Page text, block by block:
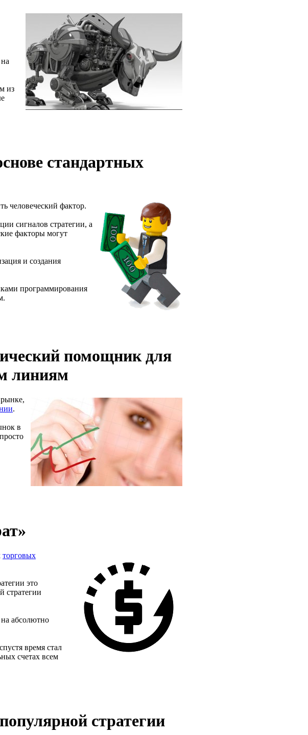
из
стандартных
человеческий фактор.
сигналов стратегии, а
факторы могут
и создания
программирования
помощник для
линиям
.
в
торговых
это
стратегии
на абсолютно
время стал
счетах всем
стратегии